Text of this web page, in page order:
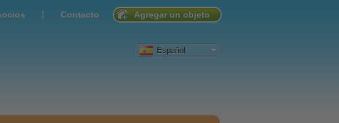
Agregar un objeto
| Contacto
Español